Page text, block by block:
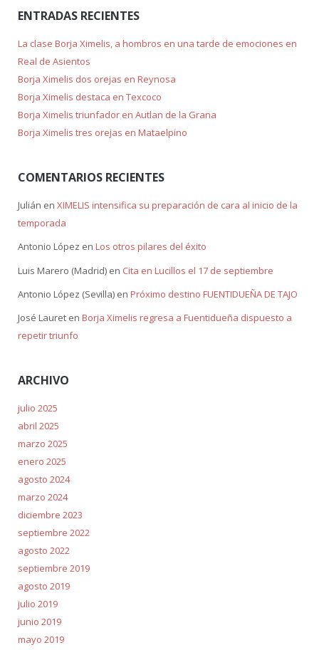
ENTRADAS RECIENTES
La clase Borja Ximelis, a hombros en una tarde de emociones en
Real de Asientos
Borja Ximelis dos orejas en Reynosa
Borja Ximelis destaca en Texcoco
Borja Ximelis triunfador en Autlan de la Grana
Borja Ximelis tres orejas en Mataelpino
COMENTARIOS RECIENTES
Julián en XIMELIS intensifica su preparación de cara al inicio de la
temporada
Antonio López en Los otros pilares del éxito
Luis Marero (Madrid)en Cita en Lucillos el 17 de septiembre
Antonio López (Sevilla)en Próximo destino FUENTIDUEÑA DE TAJO
José Laureten Borja Ximelis regresa a Fuentidueña dispuesto a
repetir triunfo
ARCHIVO
julio 2025
abril 2025
marzo 2025
enero 2025
agosto 2024
marzo 2024
diciembre 2023
septiembre 2022
agosto 2022
septiembre 2019
agosto 2019
julio 2019
junio 2019
mayo 2019